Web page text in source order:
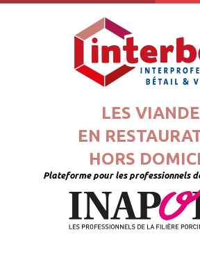
LES
EN
HORS
Plateforme pour les professionnels